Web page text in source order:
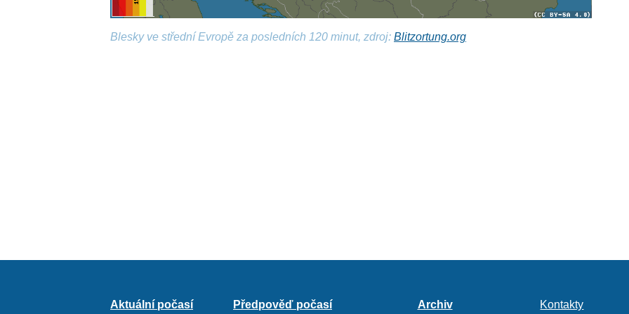
Blesky ve střední Evropě za posledních 120 minut, zdroj:Blitzortung.org
Aktuální počasí Předpověď počasí Archiv Kontakty